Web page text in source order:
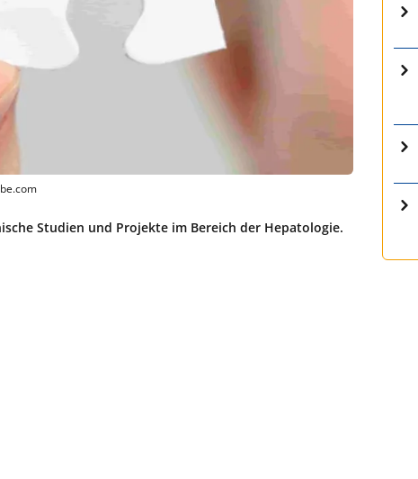
Studien und Projekte im Bereich der Hepatologie.